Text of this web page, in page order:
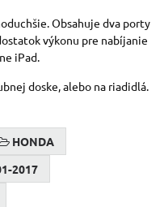
Obsahuje dva porty
výkonu pre nabíjanie
iPad.
doske, alebo na riadidlá.
HONDA
2017